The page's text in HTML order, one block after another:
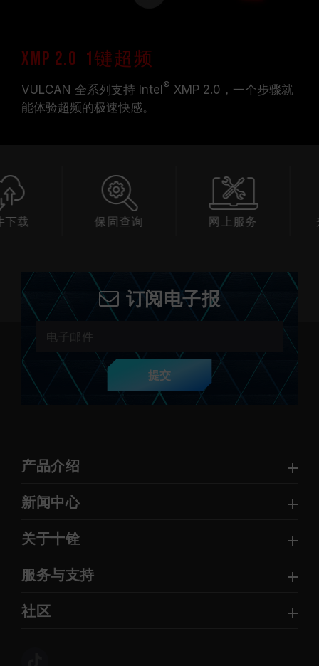
XMP 2.0 1键超频
VULCAN 全系列支持 Intel ® XMP 2.0，一个步骤就
能体验超频的极速快感。
保固查询 网上服务
订阅电子报
提交
产品介绍
新闻中心
关于十铨
服务与支持
社区